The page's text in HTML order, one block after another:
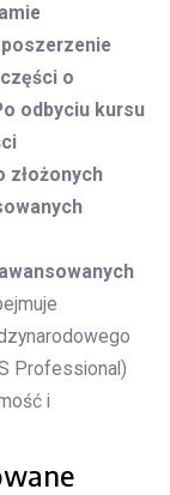
poszerzenie
o
odbyciu kursu
złożonych
Professional)
i